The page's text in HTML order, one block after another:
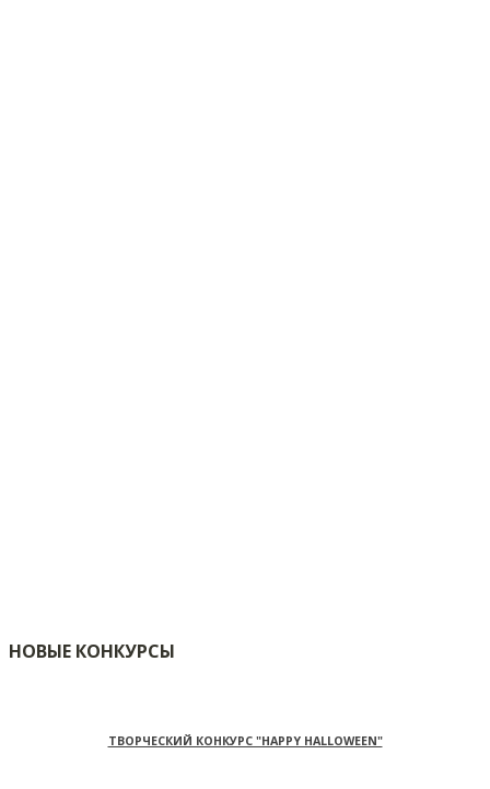
НОВЫЕ КОНКУРСЫ
ТВОРЧЕСКИЙ КОНКУРС "HAPPY HALLOWEEN"